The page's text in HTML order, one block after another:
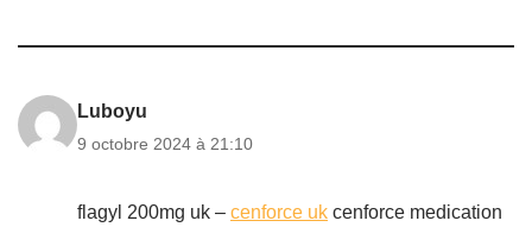
Luboyu
9 octobre 2024 à 21:10
flagyl 200mg uk – cenforce uk cenforce medication